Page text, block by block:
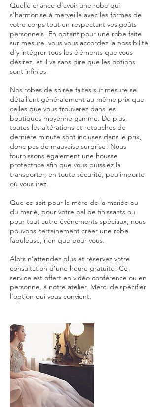
Quelle chance d’avoir une robe qui
s’harmonise à merveille avec les formes de
votre corps tout en respectant vos goûts
personnels! En optant pour une robe faite
sur mesure, vous vous accordez la possibilité
d’y intégrer tous les éléments que vous
désirez, et il va sans dire que les options
sont infinies.
Nos robes de soirée faites sur mesure se
détaillent généralement au même prix que
celles que vous trouverez dans les
boutiques moyenne gamme. De plus,
toutes les altérations et retouches de
dernière minute sont incluses dans le prix,
donc pas de mauvaise surprise! Nous
fournissons également une housse
protectrice afin que vous puissiez la
transporter, en toute sécurité, peu importe
où vous irez.
Que ce soit pour la mère de la mariée ou
du marié, pour votre bal de finissants ou
pour tout autre événements spéciaux, nous
pouvons certainement créer une robe
fabuleuse, rien que pour vous.
Alors n’attendez plus et réservez votre
consultation d’une heure gratuite! Ce
service est offert en vidéo conférence ou en
personne, à notre atelier. Merci de spécifier